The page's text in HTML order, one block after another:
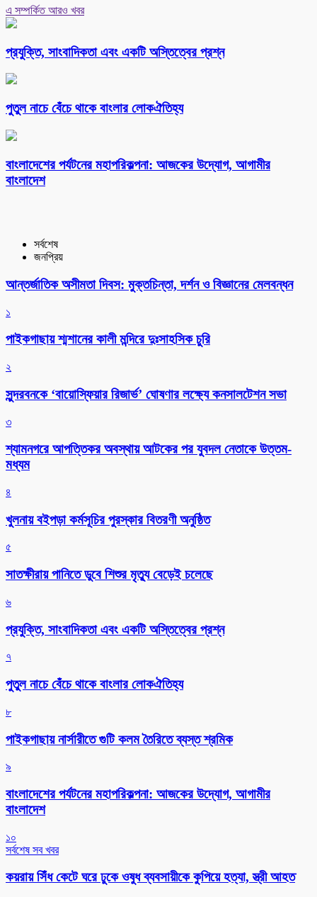
এ সম্পর্কিত আরও খবর
প্রযুক্তি, সাংবাদিকতা এবং একটি অস্তিত্বের প্রশ্ন
পুতুল নাচে বেঁচে থাকে বাংলার লোকঐতিহ্য
বাংলাদেশের পর্যটনের মহাপরিকল্পনা: আজকের উদ্যোগ, আগামীর
বাংলাদেশ
সর্বশেষ
জনপ্রিয়
আন্তর্জাতিক অসীমতা দিবস: মুক্তচিন্তা, দর্শন ও বিজ্ঞানের মেলবন্ধন
১
পাইকগাছায় শ্মশানের কালী মন্দিরে দুঃসাহসিক চুরি
২
সুন্দরবনকে ‘বায়োস্ফিয়ার রিজার্ভ’ ঘোষণার লক্ষ্যে কনসালটেশন সভা
৩
শ্যামনগরে আপত্তিকর অবস্থায় আটকের পর যুবদল নেতাকে উত্তম-
মধ্যম
৪
খুলনায় বইপড়া কর্মসূচির পুরস্কার বিতরণী অনুষ্ঠিত
৫
সাতক্ষীরায় পানিতে ডুবে শিশুর মৃত্যু বেড়েই চলেছে
৬
প্রযুক্তি, সাংবাদিকতা এবং একটি অস্তিত্বের প্রশ্ন
৭
পুতুল নাচে বেঁচে থাকে বাংলার লোকঐতিহ্য
৮
পাইকগাছায় নার্সারীতে গুটি কলম তৈরিতে ব্যস্ত শ্রমিক
৯
বাংলাদেশের পর্যটনের মহাপরিকল্পনা: আজকের উদ্যোগ, আগামীর
বাংলাদেশ
১০
সর্বশেষ সব খবর
কয়রায় সিঁধ কেটে ঘরে ঢুকে ওষুধ ব্যবসায়ীকে কুপিয়ে হত্যা, স্ত্রী আহত